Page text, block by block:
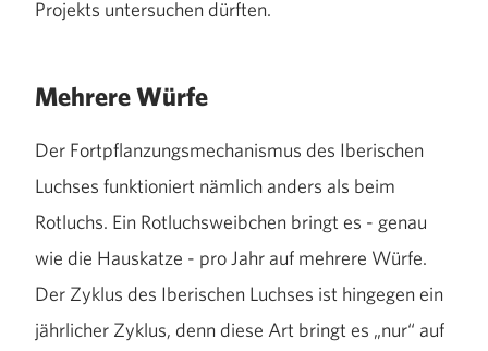
Projekts untersuchen dürften.
Mehrere Würfe
Der Fortpflanzungsmechanismus des Iberischen
Luchses funktioniert nämlich anders als beim
Rotluchs. Ein Rotluchsweibchen bringt es - genau
wie die Hauskatze - pro Jahr auf mehrere Würfe.
Der Zyklus des Iberischen Luchses ist hingegen ein
jährlicher Zyklus, denn diese Art bringt es „nur“ auf